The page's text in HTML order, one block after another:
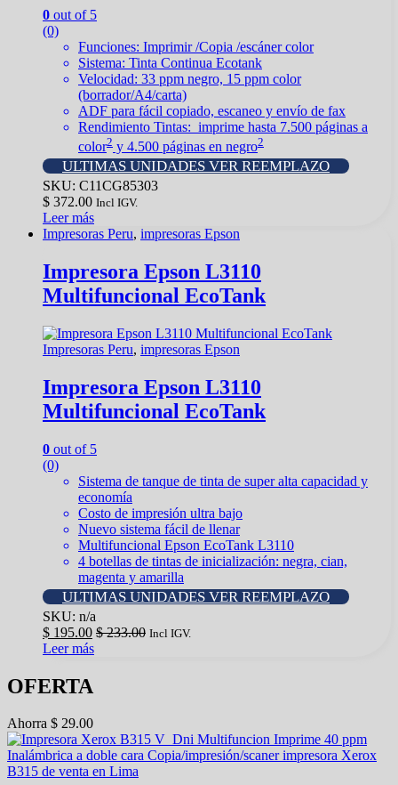
0 out of 5
(0)
Funciones: Imprimir /Copia /escáner color
Sistema: Tinta Continua Ecotank
Velocidad: 33 ppm negro, 15 ppm color
(borrador/A4/carta)
ADF para fácil copiado, escaneo y envío de fax
Rendimiento Tintas: imprime hasta 7.500 páginas a
color2 y 4.500 páginas en negro2
ULTIMAS UNIDADES VER REEMPLAZO
SKU: C11CG85303
$ 372.00 Incl IGV.
Leer más
Impresoras Peru, impresoras Epson
Impresora Epson L3110
Multifuncional EcoTank
Impresoras Peru, impresoras Epson
Impresora Epson L3110
Multifuncional EcoTank
0 out of 5
(0)
Sistema de tanque de tinta de super alta capacidad y
economía
Costo de impresión ultra bajo
Nuevo sistema fácil de llenar
Multifuncional Epson EcoTank L3110
4 botellas de tintas de inicialización: negra, cian,
magenta y amarilla
ULTIMAS UNIDADES VER REEMPLAZO
SKU: n/a
$ 195.00 $233.00 Incl IGV.
Leer más
OFERTA
Ahorra $ 29.00